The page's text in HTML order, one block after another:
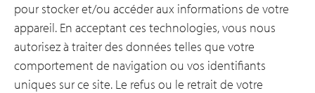
pour stocker et/ou accéder aux informations de votre
appareil. En acceptant ces technologies, vous nous
autorisez à traiter des données telles que votre
comportement de navigation ou vos identifiants
uniques sur ce site. Le refus ou le retrait de votre
Ressources
Notre entreprise